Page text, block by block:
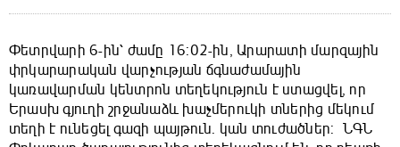
Փետրվարի 6-ին՝ ժամը 16:02-ին, Արարատի մարզային
փրկարարական վարչության ճգնաժամային
կառավարման կենտրոն տեղեկություն է ստացվել, որ
Երասխ գյուղի շրջանաձև խաչմերուկի տներից մեկում
տեղի է ունեցել գազի պայթուն. կան տուժածներ: ՆԳՆ